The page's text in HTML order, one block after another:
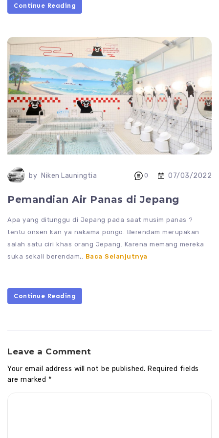
Continue Reading
by Niken Launingtia 0 07/03/2022
Pemandian Air Panas di Jepang
Apa yang ditunggu di Jepang pada saat musim panas ?
tentu onsen kan ya nakama pongo. Berendam merupakan
salah satu ciri khas orang Jepang. Karena memang mereka
suka sekali berendam,. Baca Selanjutnya
Continue Reading
Leave a Comment
Your email address will not be published. Required fields
are marked *